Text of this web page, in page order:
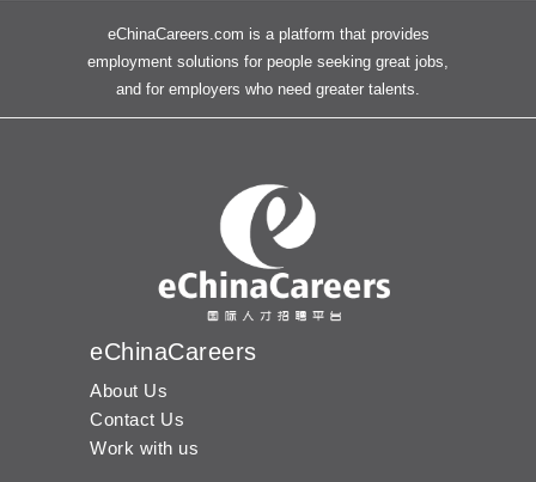
eChinaCareers.com is a platform that provides
employment solutions for people seeking great jobs,
and for employers who need greater talents.
eChinaCareers
About Us
Contact Us
Work with us